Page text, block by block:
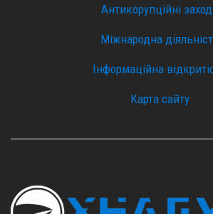
Антикорупційні
Міжнародна
Інформаційна
Карта сайту